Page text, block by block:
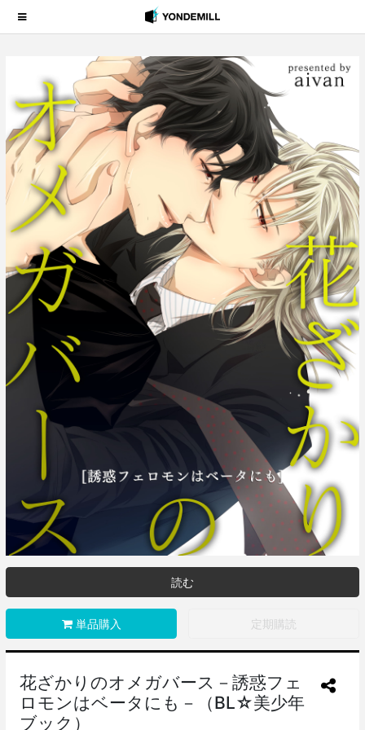
読む
単品購入 定期購読
花ざかりのオメガバース－誘惑フェ
ロモンはベータにも－（BL☆美少年
ブック）